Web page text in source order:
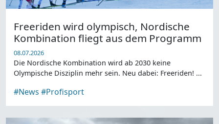
Freeriden wird olympisch, Nordische
Kombination fliegt aus dem Programm
08.07.2026
Die Nordische Kombination wird ab 2030 keine
Olympische Disziplin mehr sein. Neu dabei: Freeriden! ...
#News #Profisport